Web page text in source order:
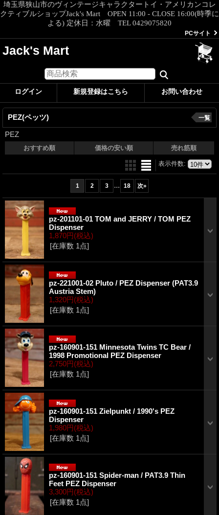
埼玉県狭山市のヴィンテージキャラクタートイ・アメリカンコレ
クティブルショップJack's Mart OPEN 11:00 - CLOSE 16:00(時季に
よる) 定休日：水曜 TEL 0429075820
PCサイト
Jack's Mart
ログイン 新規登録はこちら お問い合わせ
PEZ(ペッツ)
PEZ
一覧
おすすめ順 価格の安い順 売れ筋順
表示件数:
1 2 3 ... 18 次»
pz-201101-01 TOM and JERRY / TOM PEZ
Dispenser
1,870円(税込)
[在庫数 1点]
pz-221001-02 Pluto / PEZ Dispenser (PAT3.9
Austria Stem)
1,320円(税込)
[在庫数 1点]
pz-160901-151 Minnesota Twins TC Bear /
1998 Promotional PEZ Dispenser
2,750円(税込)
[在庫数 1点]
pz-160901-151 Zielpunkt / 1990's PEZ
Dispenser
1,980円(税込)
[在庫数 1点]
pz-160901-151 Spider-man / PAT3.9 Thin
Feet PEZ Dispenser
3,300円(税込)
[在庫数 1点]